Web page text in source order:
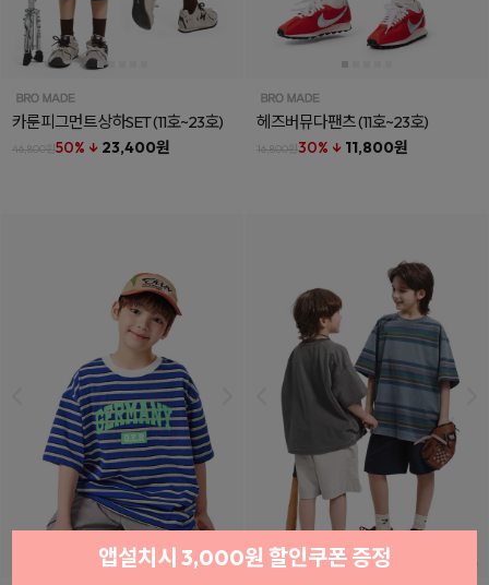
카룬피그먼트상하SET(11호~23호)
46,800원50% ↓ 23,400원
헤즈버뮤다팬츠(11호~23호)
16,800원30% ↓ 11,800원
앱설치시 3,000원 할인쿠폰 증정